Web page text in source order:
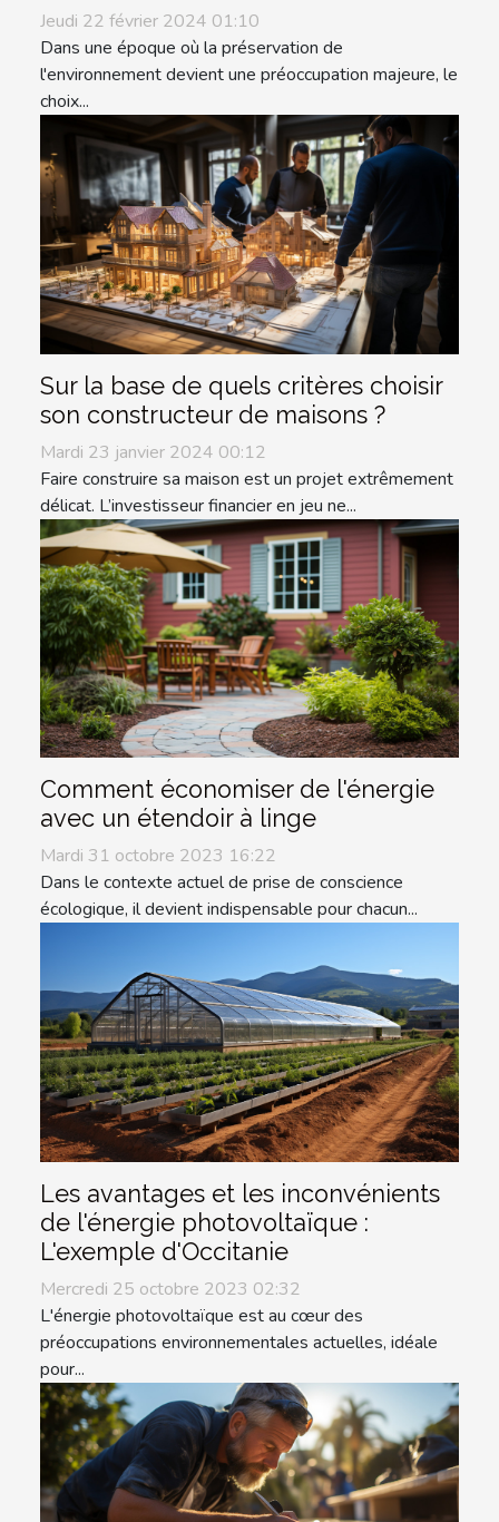
Jeudi 22 février 2024 01:10
Dans une époque où la préservation de
l'environnement devient une préoccupation majeure, le
choix...
Sur la base de quels critères choisir
son constructeur de maisons ?
Mardi 23 janvier 2024 00:12
Faire construire sa maison est un projet extrêmement
délicat. L’investisseur financier en jeu ne...
Comment économiser de l'énergie
avec un étendoir à linge
Mardi 31 octobre 2023 16:22
Dans le contexte actuel de prise de conscience
écologique, il devient indispensable pour chacun...
Les avantages et les inconvénients
de l'énergie photovoltaïque :
L'exemple d'Occitanie
Mercredi 25 octobre 2023 02:32
L'énergie photovoltaïque est au cœur des
préoccupations environnementales actuelles, idéale
pour...